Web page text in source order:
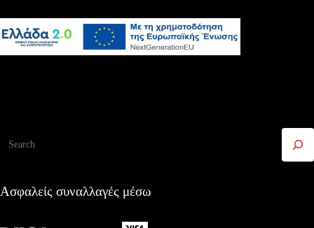
Ασφαλείς συναλλαγές μέσω